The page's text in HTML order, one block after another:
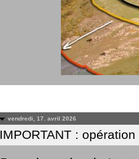
vendredi, 17. avril 2026
IMPORTANT :